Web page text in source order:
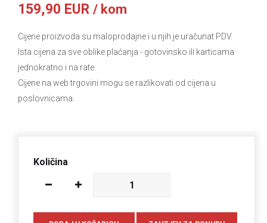
159,90 EUR / kom
Cijene proizvoda su maloprodajne i u njih je uračunat PDV.
Ista cijena za sve oblike plaćanja - gotovinsko ili karticama
jednokratno i na rate.
Cijene na web trgovini mogu se razlikovati od cijena u
poslovnicama.
Količina